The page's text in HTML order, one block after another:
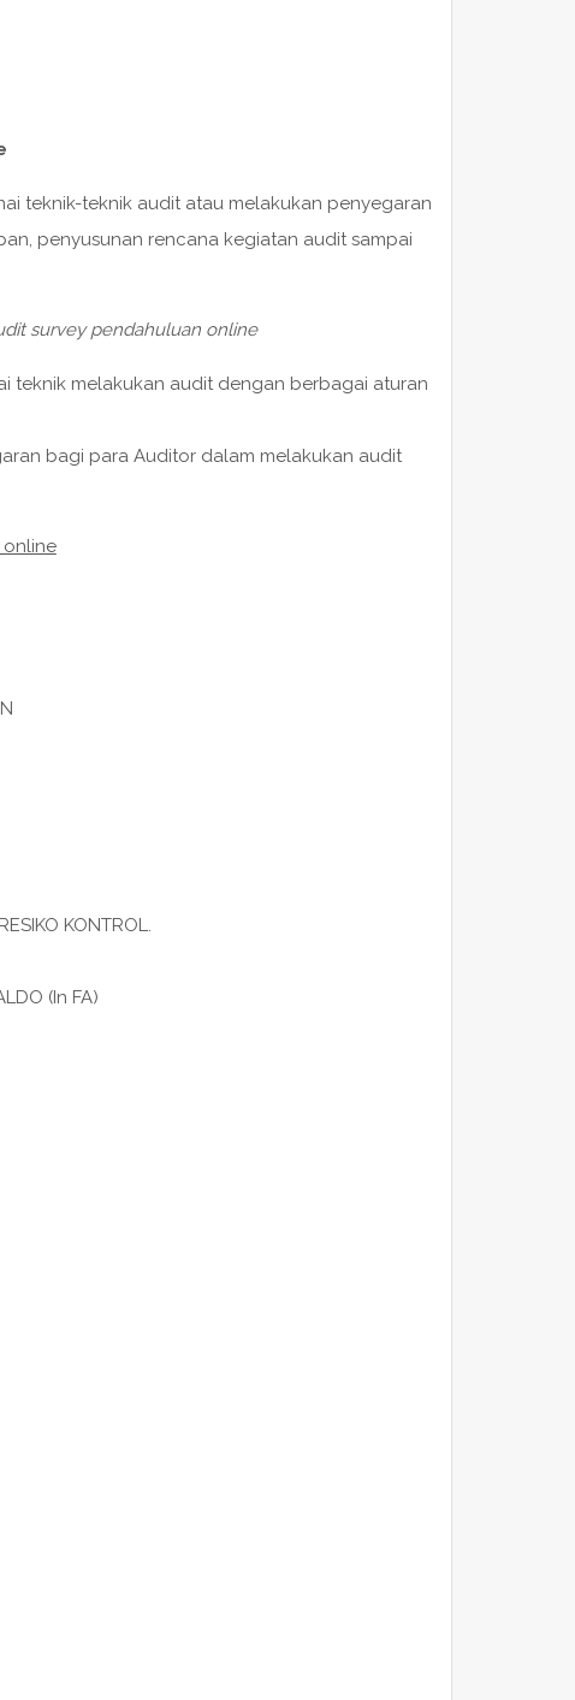
teknik-teknik audit atau melakukan penyegaran
penyusunan rencana kegiatan audit sampai
survey pendahuluan online
teknik melakukan audit dengan berbagai aturan
bagi para Auditor dalam melakukan audit
KONTROL.
(In FA)